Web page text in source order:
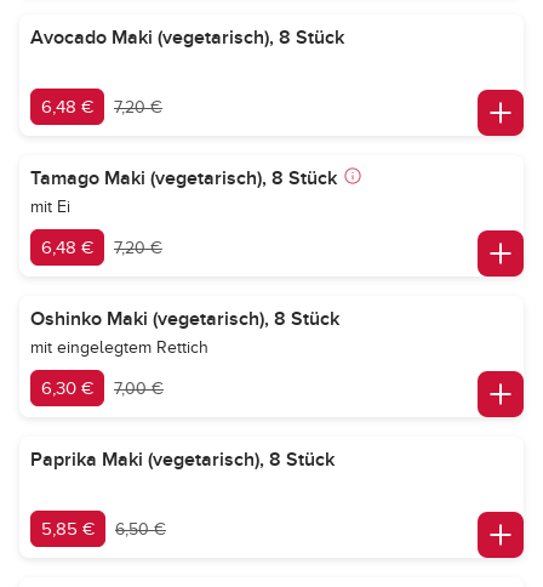
Avocado Maki (vegetarisch), 8 Stück
6,48 € 7,20 €
Tamago Maki (vegetarisch), 8 Stück
mit Ei
6,48 € 7,20 €
Oshinko Maki (vegetarisch), 8 Stück
mit eingelegtem Rettich
6,30 € 7,00 €
Paprika Maki (vegetarisch), 8 Stück
5,85 € 6,50 €